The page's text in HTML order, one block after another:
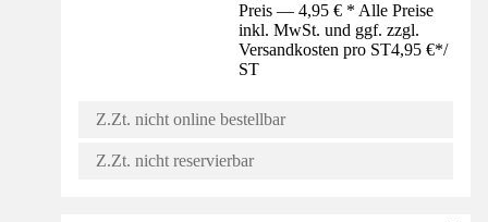
Preis — 4,95 € * Alle Preise
inkl. MwSt. und ggf. zzgl.
Versandkosten pro ST4,95 €*/
ST
Z.Zt. nicht online bestellbar
Z.Zt. nicht reservierbar